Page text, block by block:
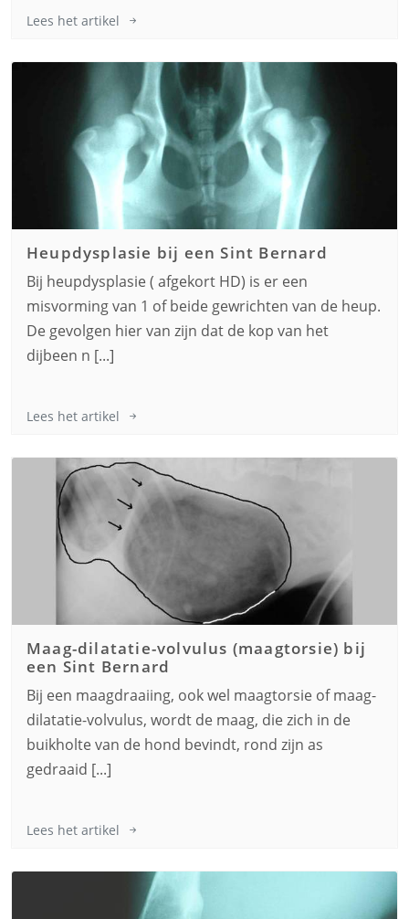
Lees het artikel
Heupdysplasie bij eenSint Bernard
Bij heupdysplasie ( afgekort HD) is er een
misvorming van 1 of beide gewrichten van de heup.
De gevolgen hier van zijn dat de kop van het
dijbeen n [...]
Lees het artikel
Maag-dilatatie-volvulus (maagtorsie) bij
een Sint Bernard
Bij een maagdraaiing, ook wel maagtorsie of maag-
dilatatie-volvulus, wordt de maag, die zich in de
buikholte van de hond bevindt, rond zijn as
gedraaid [...]
Lees het artikel